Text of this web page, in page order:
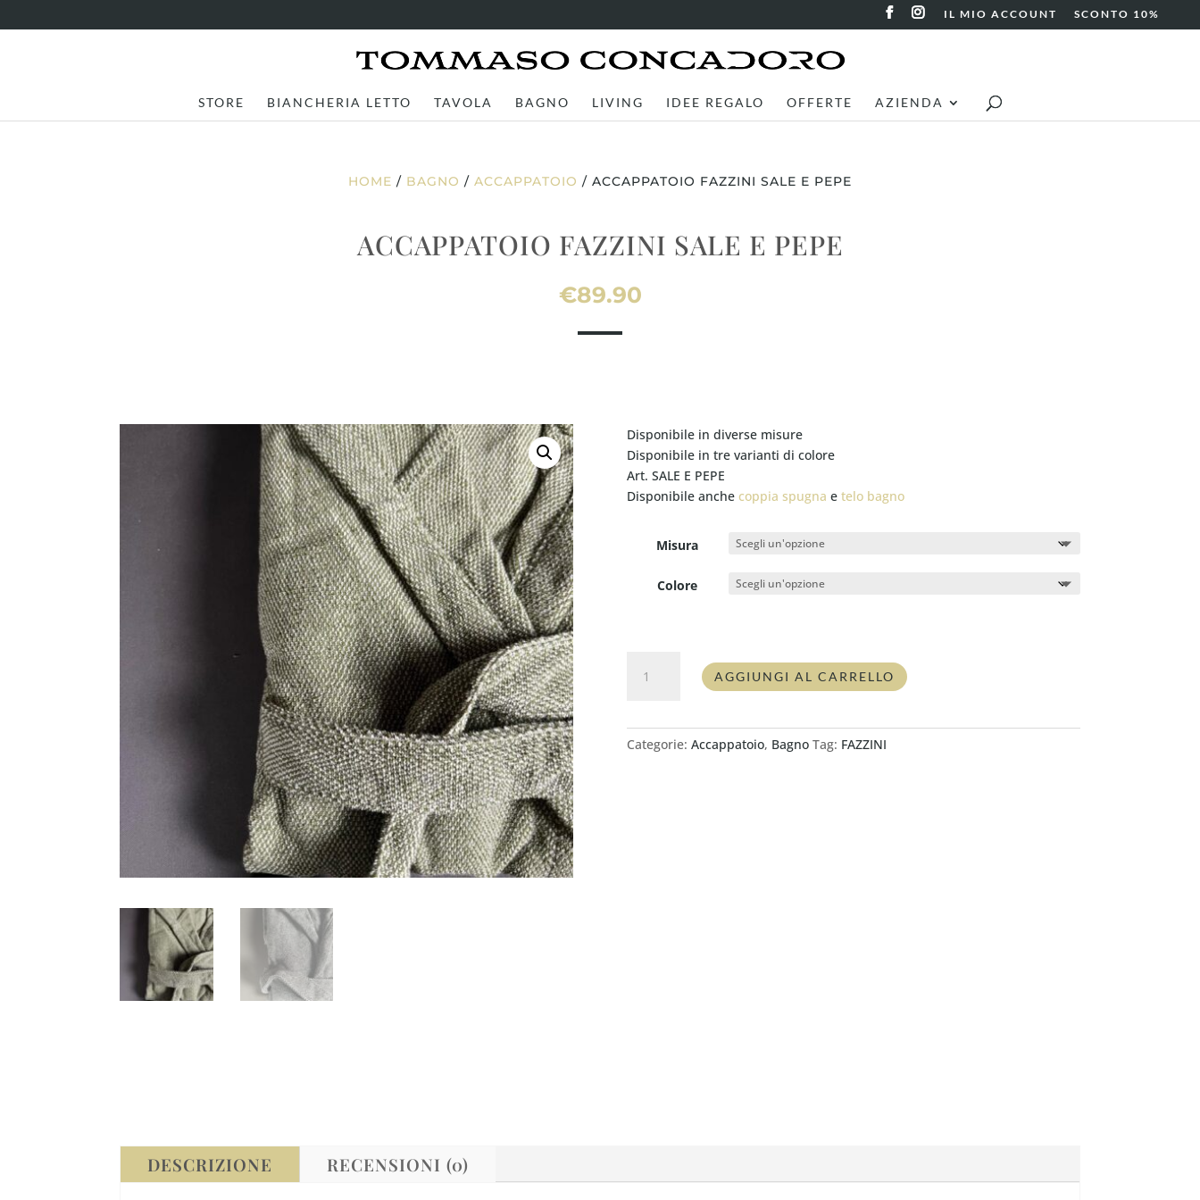
IL MIO ACCOUNT SCONTO 10%
STORE BIANCHERIA LETTO TAVOLA BAGNO LIVING IDEE REGALO OFFERTE AZIENDA
HOME / BAGNO / ACCAPPATOIO / ACCAPPATOIO FAZZINI SALE E PEPE
ACCAPPATOIO FAZZINI SALE E PEPE
€89.90
Disponibile in diverse misure
Disponibile in tre varianti di colore
Art. SALE E PEPE
Disponibile anchecoppia spugna e telo bagno
Misura
Colore
Fazzini
PEPE
AGGIUNGI AL CARRELLO
Categorie: Accappatoio, Bagno Tag: FAZZINI
DESCRIZIONE RECENSIONI (0)